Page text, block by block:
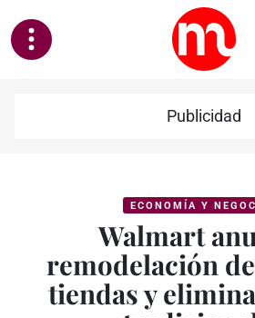
Publicidad
ECONOMÍA Y
Walmart
remodelación
tiendas y